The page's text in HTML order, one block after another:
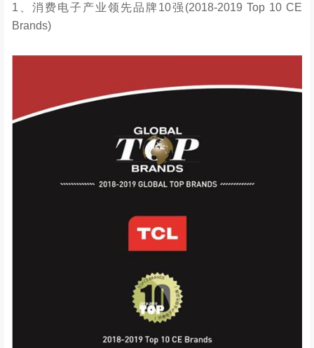
1、消费电子产业领先品牌10强(2018-2019 Top 10 CE
Brands)